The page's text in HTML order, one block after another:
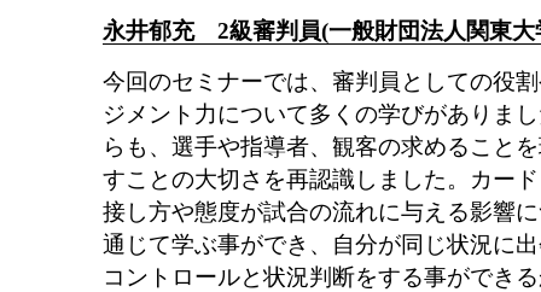
永井郁充 2級審判員(一般財団法人関東大
今回のセミナーでは、審判員としての役
ジメント力について多くの学びがありま
らも、選手や指導者、観客の求めること
すことの大切さを再認識しました。カー
接し方や態度が試合の流れに与える影響
通じて学ぶ事ができ、自分が同じ状況に
コントロールと状況判断をする事ができ